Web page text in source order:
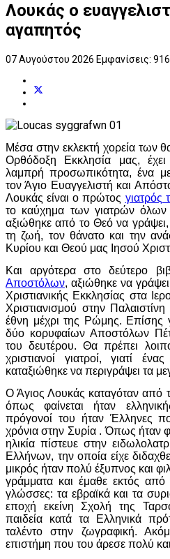
Λουκάς ο
αγαπητός
07 Αυγούστου 2026 Εμφανίσεις:
Μέσα στην εκλεκτή χορεία των
Ορθόδοξη Εκκλησία μας,
λαμπρή προσωπικότητα, ένα
τον Άγιο Ευαγγελιστή και
Λουκάς είναι ο πρώτος γιατρός
το καύχημα των γιατρών
αξιώθηκε από το Θεό να
τη ζωή, τον θάνατο και την
Κυρίου και Θεού μας Ιησού
Και αργότερα στο δεύτερο
Αποστόλων, αξιώθηκε να
Χριστιανικής Εκκλησίας στα
Χριστιανισμού στην
έθνη μέχρι της Ρώμης. Επίσης
δύο κορυφαίων Αποστόλων
του δευτέρου. Θα πρέπει
χριστιανοί γιατροί, γιατί
καταξιώθηκε να περιγράψει τα
Ο Άγιος Λουκάς καταγόταν από
όπως φαίνεται ήταν
πρόγονοί του ήταν Έλληνες
χρόνια στην Συρία . Όπως ήταν
ηλικία πίστευε στην
Ελλήνων, την οπoία είχε
μικρός ήταν πολύ έξυπνος και
γράμματα και έμαθε εκτός από
γλώσσες: τα εβραϊκά και τα
εποχή εκείνη Σχολή της
παιδεία κατά τα Ελληνικά
ταλέντο στην ζωγραφική.
επιστήμη που του άρεσε πολύ